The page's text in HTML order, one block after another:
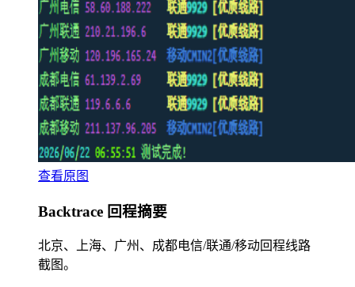
查看原图
Backtrace 回程摘要
北京、上海、广州、成都电信/联通/移动回程线路
截图。